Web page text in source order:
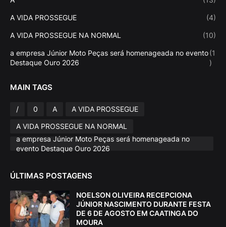
A VIDA PROSSEGUE (4)
A VIDA PROSSEGUE NA NORMAL (10)
a empresa Júnior Moto Peças será homenageada no evento
Destaque Ouro 2026
(1
)
MAIN TAGS
/ 0 A
A VIDA PROSSEGUE
A VIDA PROSSEGUE NA NORMAL
a empresa Júnior Moto Peças será homenageada no
evento Destaque Ouro 2026
ÚLTIMAS POSTAGENS
NOELSON OLIVEIRA RECEPCIONA
JÚNIOR NASCIMENTO DURANTE FESTA
DE 6 DE AGOSTO EM CAATINGA DO
MOURA